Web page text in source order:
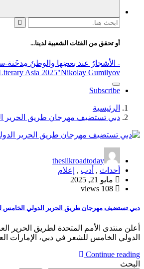
البحث
أو تحقق من الفئات الشعبية لدينا...
- الأشجارُ عند بعضِها والوطنُ مِدخَنة-
Asia 2025"Nikolay Gumilyov و poet
Subscribe
الرئيسية
دبي تستضيف مهرجان طريق الحرير
thesilkroadtoday
أحداث , أدب ,
إعلام
مايو 21, 2025
دبي تستضيف مهرجان طريق الحرير الدولي الخامس
الدولي الخامس للشعر في دبي، الإمارات
Continue reading
البحث